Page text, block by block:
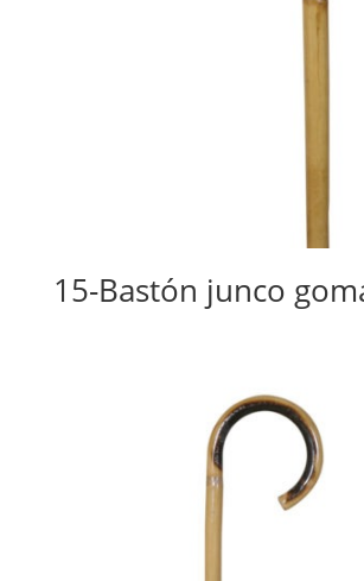
15-Bastón junco